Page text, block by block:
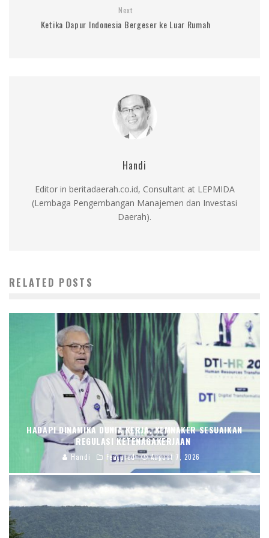
Next
Ketika Dapur Indonesia Bergeser ke Luar Rumah
Handi
Editor in beritadaerah.co.id, Consultant at LEPMIDA
(Lembaga Pengembangan Manajemen dan Investasi
Daerah).
RELATED POSTS
HADAPI DINAMIKA DUNIA KERJA, KEMNAKER SESUAIKAN
REGULASI KETENAGAKERJAAN
Handi Featured August 7, 2026